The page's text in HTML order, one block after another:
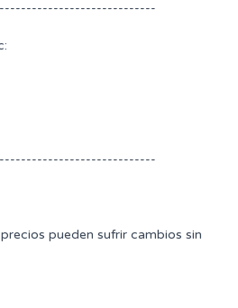
pueden sufrir cambios sin